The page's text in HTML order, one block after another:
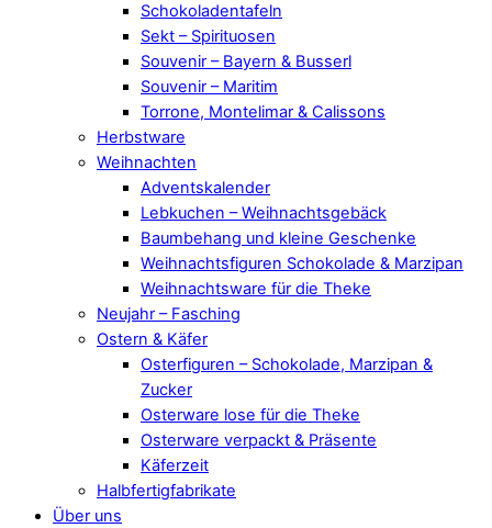
Schokoladentafeln
Sekt – Spirituosen
Souvenir – Bayern & Busserl
Souvenir – Maritim
Torrone, Montelimar & Calissons
Herbstware
Weihnachten
Adventskalender
Lebkuchen – Weihnachtsgebäck
Baumbehang und kleine Geschenke
Weihnachtsfiguren Schokolade & Marzipan
Weihnachtsware für die Theke
Neujahr – Fasching
Ostern & Käfer
Osterfiguren – Schokolade, Marzipan &
Zucker
Osterware lose für die Theke
Osterware verpackt & Präsente
Käferzeit
Halbfertigfabrikate
Über uns